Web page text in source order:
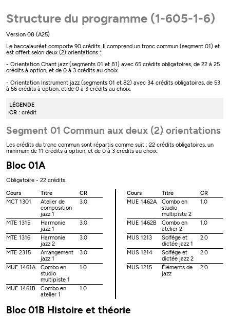
Structure du programme (1-605-1-6)
Version 08 (A25)
Le baccalauréat comporte 90 crédits. Il comprend un tronc commun (segment 01) et
est offert selon deux (2) orientations :
- Orientation Chant jazz (segments 01 et 81) avec 65 crédits obligatoires, de 22 à 25
crédits à option, et de 0 à 3 crédits au choix.
- Orientation Instrument jazz (segments 01 et 82) avec 34 crédits obligatoires, de 53
à 56 crédits à option, et de 0 à 3 crédits au choix.
LÉGENDE
CR : crédit
Segment 01 Commun aux deux (2) orientations
Les crédits du tronc commun sont répartis comme suit : 22 crédits obligatoires, un
minimum de 11 crédits à option, et de 0 à 3 crédits au choix.
Bloc 01A
Obligatoire - 22 crédits.
Cours
Titre
CR
MCT 1301
Atelier de
composition
jazz 1
3.0
MTE 1315
Harmonie
jazz 1
3.0
MTE 1316
Harmonie
jazz 2
3.0
MTE 2315
Arrangement
jazz 1
3.0
MUE 1461A
Combo en
studio
multipiste 1
1.0
MUE 1461B
Combo en
atelier 1
1.0
Cours Titre
CR
MUE 1462A
Combo en
studio
multipiste 2
1.0
MUE 1462B
Combo en
atelier 2
1.0
MUS 1213
Solfège et
dictée jazz 1
2.0
MUS 1214
Solfège et
dictée jazz 2
2.0
MUS 1215
Éléments de
jazz
2.0
Bloc 01B Histoire et théorie